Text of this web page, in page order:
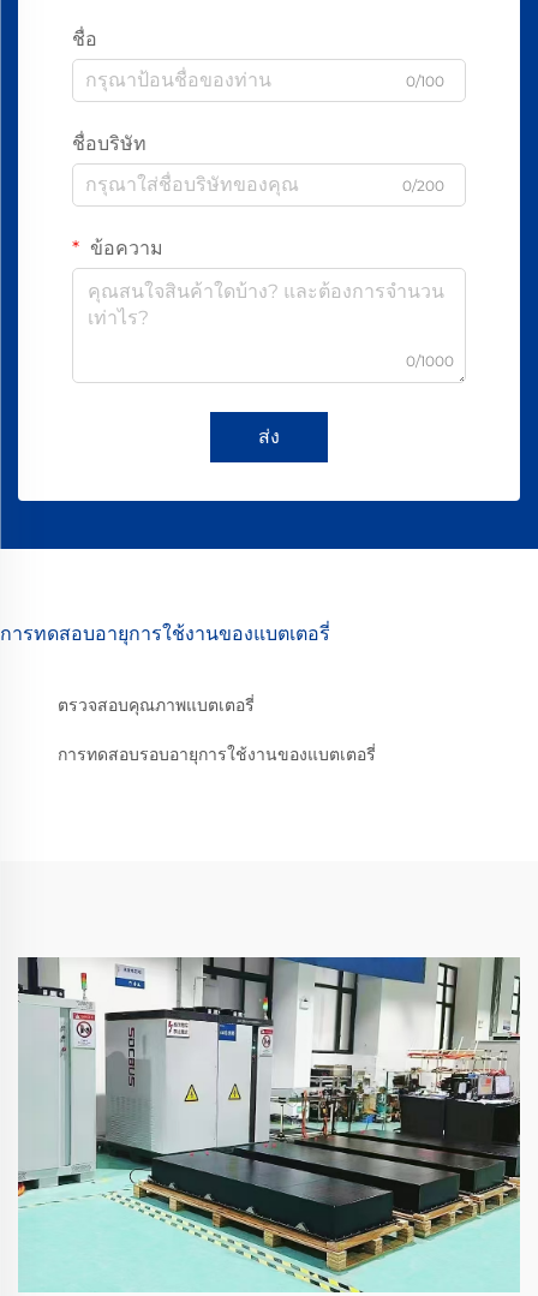
ชื่อ
0/100
ชื่อบริษัท
0/200
ข้อความ
0/1000
ส่ง
การทดสอบอายุการใช้งานของแบตเตอรี่
ตรวจสอบคุณภาพแบตเตอรี่
การทดสอบรอบอายุการใช้งานของแบตเตอรี่